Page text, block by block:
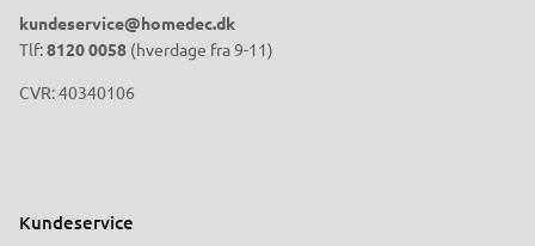
kundeservice@homedec.dk
Tlf:8120 0058 (hverdage fra 9-11)
CVR: 40340106
Kundeservice